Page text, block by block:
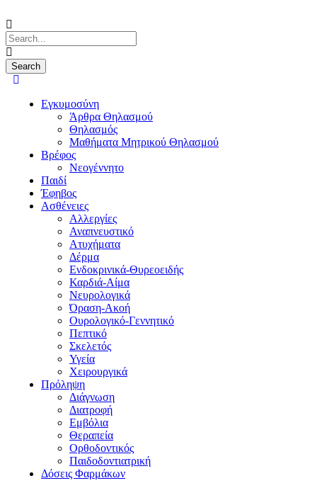
Εγκυμοσύνη
Άρθρα Θηλασμού
Θηλασμός
Μαθήματα Μητρικού Θηλασμού
Βρέφος
Νεογέννητο
Παιδί
Έφηβος
Ασθένειες
Αλλεργίες
Αναπνευστικό
Ατυχήματα
Δέρμα
Ενδοκρινικά-Θυρεοειδής
Καρδιά-Αίμα
Νευρολογικά
Όραση-Ακοή
Ουρολογικό-Γεννητικό
Πεπτικό
Σκελετός
Υγεία
Χειρουργικά
Πρόληψη
Διάγνωση
Διατροφή
Εμβόλια
Θεραπεία
Ορθοδοντικός
Παιδοδοντιατρική
Δόσεις Φαρμάκων